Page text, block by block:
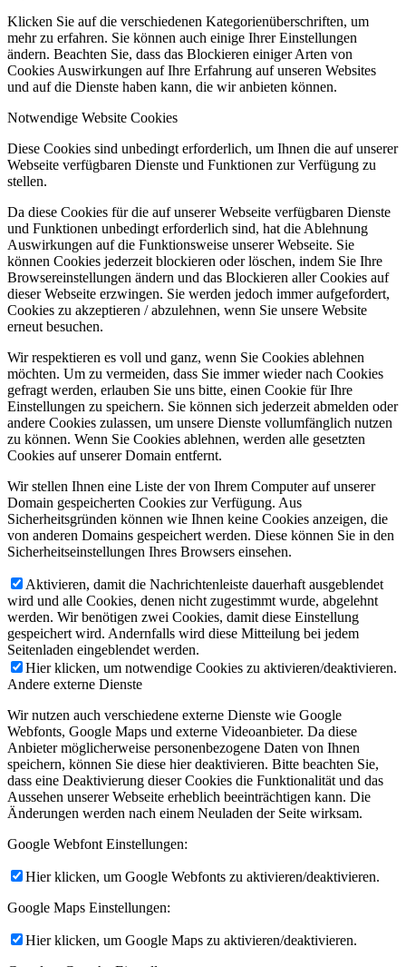
Klicken Sie auf die verschiedenen Kategorienüberschriften, um
mehr zu erfahren. Sie können auch einige Ihrer Einstellungen
ändern. Beachten Sie, dass das Blockieren einiger Arten von
Cookies Auswirkungen auf Ihre Erfahrung auf unseren Websites
und auf die Dienste haben kann, die wir anbieten können.
Notwendige Website Cookies
Diese Cookies sind unbedingt erforderlich, um Ihnen die auf unserer
Webseite verfügbaren Dienste und Funktionen zur Verfügung zu
stellen.
Da diese Cookies für die auf unserer Webseite verfügbaren Dienste
und Funktionen unbedingt erforderlich sind, hat die Ablehnung
Auswirkungen auf die Funktionsweise unserer Webseite. Sie
können Cookies jederzeit blockieren oder löschen, indem Sie Ihre
Browsereinstellungen ändern und das Blockieren aller Cookies auf
dieser Webseite erzwingen. Sie werden jedoch immer aufgefordert,
Cookies zu akzeptieren / abzulehnen, wenn Sie unsere Website
erneut besuchen.
Wir respektieren es voll und ganz, wenn Sie Cookies ablehnen
möchten. Um zu vermeiden, dass Sie immer wieder nach Cookies
gefragt werden, erlauben Sie uns bitte, einen Cookie für Ihre
Einstellungen zu speichern. Sie können sich jederzeit abmelden oder
andere Cookies zulassen, um unsere Dienste vollumfänglich nutzen
zu können. Wenn Sie Cookies ablehnen, werden alle gesetzten
Cookies auf unserer Domain entfernt.
Wir stellen Ihnen eine Liste der von Ihrem Computer auf unserer
Domain gespeicherten Cookies zur Verfügung. Aus
Sicherheitsgründen können wie Ihnen keine Cookies anzeigen, die
von anderen Domains gespeichert werden. Diese können Sie in den
Sicherheitseinstellungen Ihres Browsers einsehen.
Aktivieren, damit die Nachrichtenleiste dauerhaft ausgeblendet
wird und alle Cookies, denen nicht zugestimmt wurde, abgelehnt
werden. Wir benötigen zwei Cookies, damit diese Einstellung
gespeichert wird. Andernfalls wird diese Mitteilung bei jedem
Seitenladen eingeblendet werden.
Hier klicken, um notwendige Cookies zu aktivieren/deaktivieren.
Andere externe Dienste
Wir nutzen auch verschiedene externe Dienste wie Google
Webfonts, Google Maps und externe Videoanbieter. Da diese
Anbieter möglicherweise personenbezogene Daten von Ihnen
speichern, können Sie diese hier deaktivieren. Bitte beachten Sie,
dass eine Deaktivierung dieser Cookies die Funktionalität und das
Aussehen unserer Webseite erheblich beeinträchtigen kann. Die
Änderungen werden nach einem Neuladen der Seite wirksam.
Google Webfont Einstellungen:
Hier klicken, um Google Webfonts zu aktivieren/deaktivieren.
Google Maps Einstellungen:
Hier klicken, um Google Maps zu aktivieren/deaktivieren.